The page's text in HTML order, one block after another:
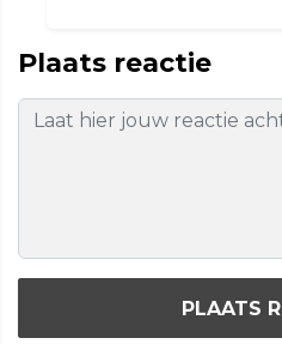
Plaats reactie
PLAATS